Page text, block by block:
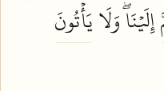
إِلَيۡنَاۖ وَلَايَأۡتُونَ